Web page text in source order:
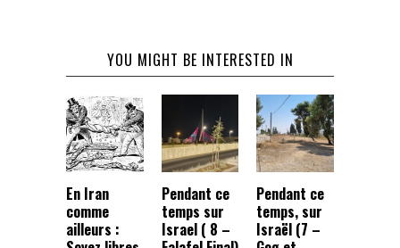
YOU MIGHT BE INTERESTED IN
En Iran
comme
ailleurs :
Pendant ce
temps sur
Israel ( 8 –
Pendant ce
temps, sur
Israël (7 –